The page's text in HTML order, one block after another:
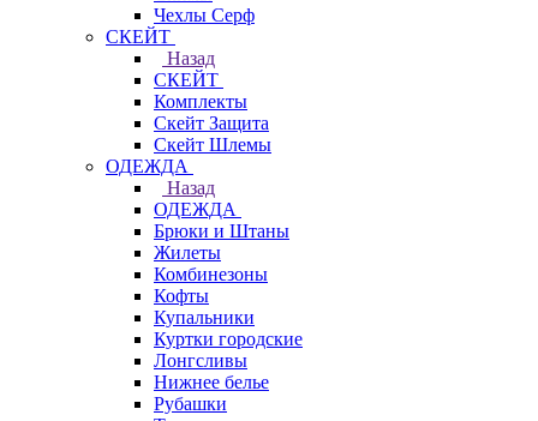
Чехлы Cерф
СКЕЙТ
Назад
СКЕЙТ
Комплекты
Скейт Защита
Скейт Шлемы
ОДЕЖДА
Назад
ОДЕЖДА
Брюки и Штаны
Жилеты
Комбинезоны
Кофты
Купальники
Куртки городские
Лонгсливы
Нижнее белье
Рубашки